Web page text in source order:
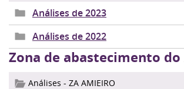
Análises de 2023
Análises de 2022
Zona de abastecimento
Análises - ZA AMIEIRO